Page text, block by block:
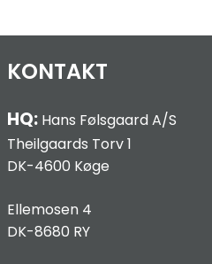
KONTAKT
HQ: Hans Følsgaard A/S
Theilgaards Torv 1
DK-4600 Køge
Ellemosen 4
DK-8680 RY